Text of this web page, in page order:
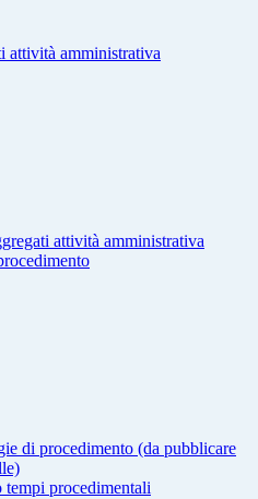
attività amministrativa
attività amministrativa
di procedimento (da pubblicare
procedimentali